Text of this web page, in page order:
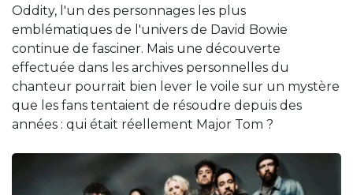
Oddity, l'un des personnages les plus
emblématiques de l'univers de David Bowie
continue de fasciner. Mais une découverte
effectuée dans les archives personnelles du
chanteur pourrait bien lever le voile sur un mystère
que les fans tentaient de résoudre depuis des
années : qui était réellement Major Tom ?